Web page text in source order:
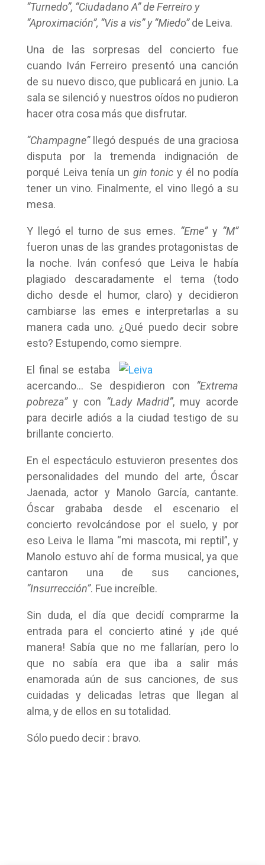
“Turnedo”, “Ciudadano A” de Ferreiro y
“Aproximación”, “Vis a vis” y “Miedo”de Leiva.
Una de las sorpresas del concierto fue
cuando Iván Ferreiro presentó una canción
de su nuevo disco, que publicará en junio. La
sala se silenció y nuestros oídos no pudieron
hacer otra cosa más que disfrutar.
“Champagne”llegó después de una graciosa
disputa por la tremenda indignación de
porqué Leiva tenía un gin tonic y él no podía
tener un vino. Finalmente, el vino llegó a su
mesa.
Y llegó el turno de sus emes. “Eme”y “M”
fueron unas de las grandes protagonistas de
la noche. Iván confesó que Leiva le había
plagiado descaradamente el tema (todo
dicho desde el humor, claro) y decidieron
cambiarse las emes e interpretarlas a su
manera cada uno. ¿Qué puedo decir sobre
esto? Estupendo, como siempre.
El final se estaba
acercando… Se despidieron con “Extrema
pobreza”y con “Lady Madrid”, muy acorde
para decirle adiós a la ciudad testigo de su
brillante concierto.
En el espectáculo estuvieron presentes dos
personalidades del mundo del arte, Óscar
Jaenada, actor y Manolo García, cantante.
Óscar grababa desde el escenario el
concierto revolcándose por el suelo, y por
eso Leiva le llama “mi mascota, mi reptil”, y
Manolo estuvo ahí de forma musical, ya que
cantaron una de sus canciones,
“Insurrección”. Fue increíble.
Sin duda, el día que decidí comprarme la
entrada para el concierto atiné y ¡de qué
manera! Sabía que no me fallarían, pero lo
que no sabía era que iba a salir más
enamorada aún de sus canciones, de sus
cuidadas y delicadas letras que llegan al
alma, y de ellos en su totalidad.
Sólo puedo decir : bravo.